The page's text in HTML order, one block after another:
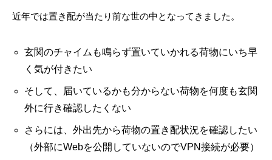
近年では置き配が当たり前な世の中となってきました。
玄関のチャイムも鳴らず置いていかれる荷物にいち早
く気が付きたい
そして、届いているかも分からない荷物を何度も玄関
外に行き確認したくない
さらには、外出先から荷物の置き配状況を確認したい
（外部にWebを公開していないのでVPN接続が必要）